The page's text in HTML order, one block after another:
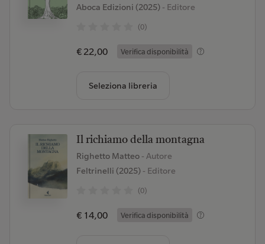
Aboca Edizioni (2025)- Editore
(0)
€ 22,00 Verifica disponibilità
Seleziona libreria
Il richiamo della montagna
Righetto Matteo - Autore
Feltrinelli (2025)- Editore
(0)
€ 14,00 Verifica disponibilità